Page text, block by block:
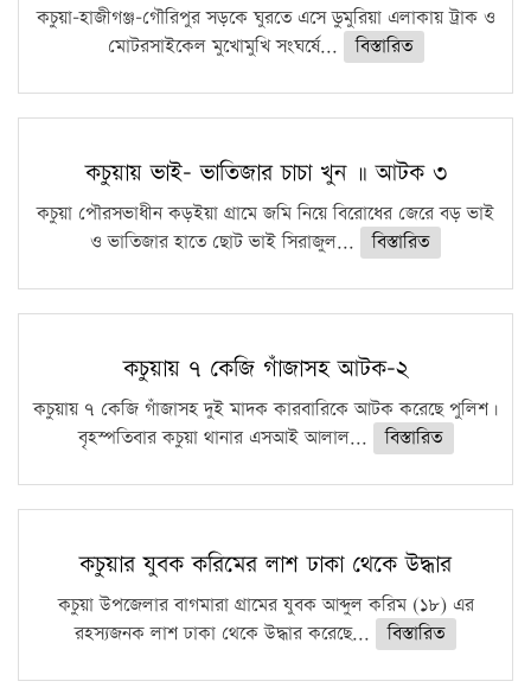
কচুয়া-হাজীগঞ্জ-গৌরিপুর সড়কে ঘুরতে এসে ডুমুরিয়া এলাকায় ট্রাক ও
মোটরসাইকেল মুখোমুখি সংঘর্ষে...
বিস্তারিত
কচুয়ায় ভাই- ভাতিজার চাচা খুন ॥ আটক ৩
কচুয়া পৌরসভাধীন কড়ইয়া গ্রামে জমি নিয়ে বিরোধের জেরে বড় ভাই
ও ভাতিজার হাতে ছোট ভাই সিরাজুল...
বিস্তারিত
কচুয়ায় ৭ কেজি গাঁজাসহ আটক-২
কচুয়ায় ৭ কেজি গাঁজাসহ দুই মাদক কারবারিকে আটক করেছে পুলিশ।
বৃহস্পতিবার কচুয়া থানার এসআই আলাল...
বিস্তারিত
কচুয়ার যুবক করিমের লাশ ঢাকা থেকে উদ্ধার
কচুয়া উপজেলার বাগমারা গ্রামের যুবক আব্দুল করিম (১৮) এর
রহস্যজনক লাশ ঢাকা থেকে উদ্ধার করেছে...
বিস্তারিত